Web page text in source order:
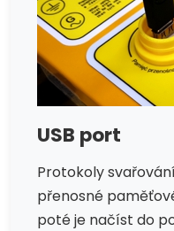
USB port
Protokoly
přenosné
poté je načíst do